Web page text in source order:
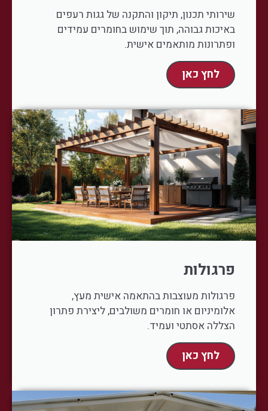
שירותי תכנון, תיקון והתקנה של גגות רעפים
באיכות גבוהה, תוך שימוש בחומרים עמידים
ופתרונות מותאמים אישית.
לחץ כאן
פרגולות
פרגולות מעוצבות בהתאמה אישית מעץ,
אלומיניום או חומרים משולבים, ליצירת פתרון
הצללה אסתטי ועמיד.
לחץ כאן